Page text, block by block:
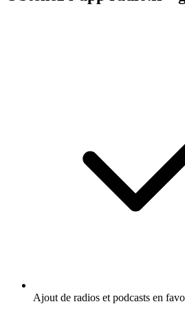
Ajout de radios et podcasts en